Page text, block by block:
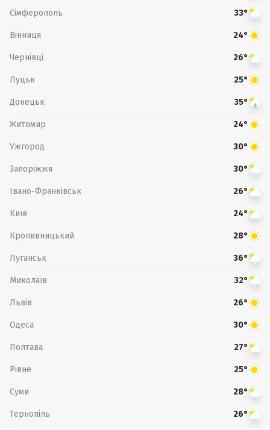
Сімферополь 33°
Вінниця 24°
Чернівці 26°
Луцьк 25°
Донецьк 35°
Житомир 24°
Ужгород 30°
Запоріжжя 30°
Івано-Франківськ 26°
Київ 24°
Кропивницький 28°
Луганськ 36°
Миколаїв 32°
Львів 26°
Одеса 30°
Полтава 27°
Рівне 25°
Суми 28°
Тернопіль 26°